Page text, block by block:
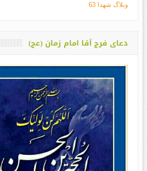
وبلاگ شهدا 63
دعای فرج آقا امام زمان (عج)